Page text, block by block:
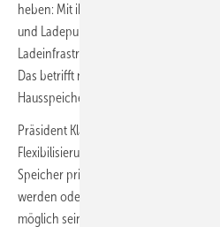
heben: Mit ihrem Entwurf zur
und Ladepunkte“ (MiSpeL) zeichnet
Ladeinfrastrukturen künftig viel
Das betrifft nicht nur große
Hausspeicher und sogar Elektroautos.
Präsident Klaus Müller sprach von
Flexibilisierung“. Bislang mussten sich
Speicher primär für die Optimierung
werden oder ob sie am Strommarkt
möglich sein – und auch